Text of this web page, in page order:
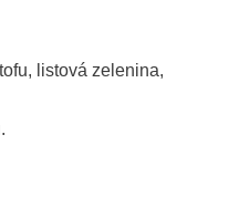
listová zelenina,